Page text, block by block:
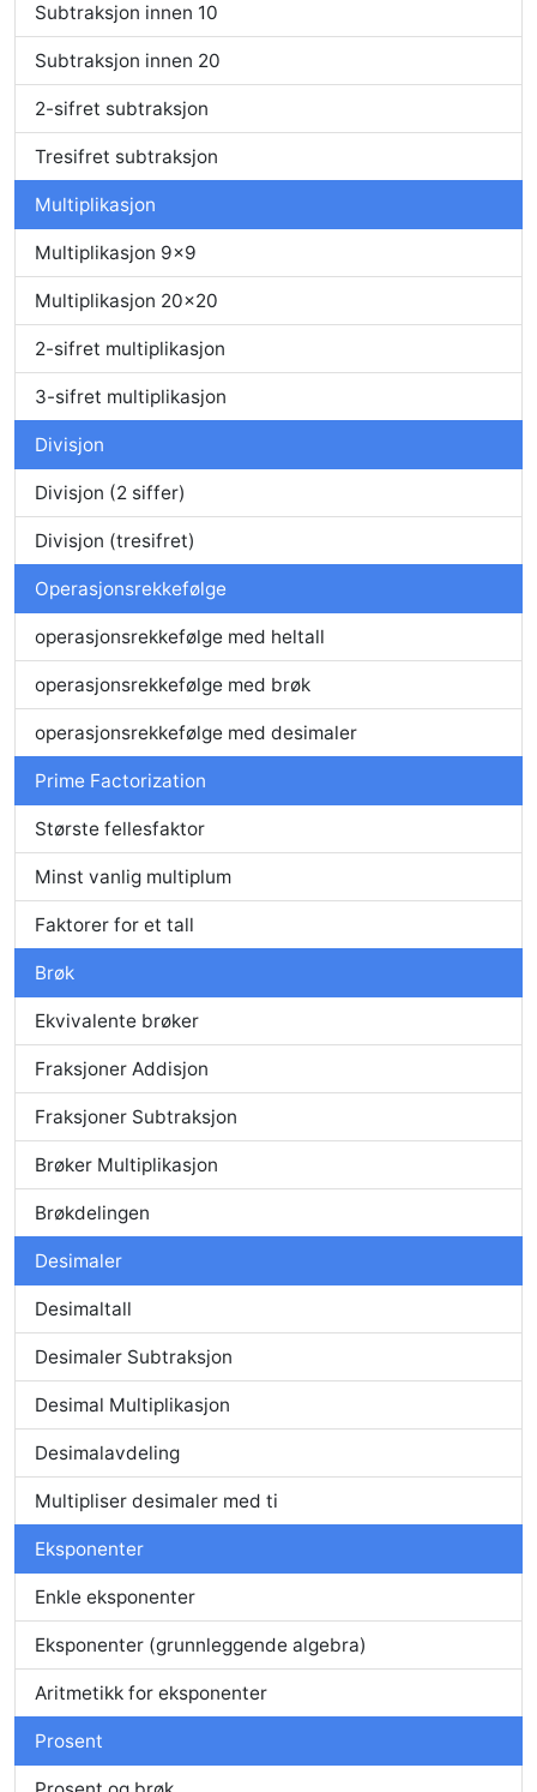
Subtraksjon innen 10
Subtraksjon innen 20
2-sifret subtraksjon
Tresifret subtraksjon
Multiplikasjon
Multiplikasjon 9x9
Multiplikasjon 20x20
2-sifret multiplikasjon
3-sifret multiplikasjon
Divisjon
Divisjon (2 siffer)
Divisjon (tresifret)
Operasjonsrekkefølge
operasjonsrekkefølge med heltall
operasjonsrekkefølge med brøk
operasjonsrekkefølge med desimaler
Prime Factorization
Største fellesfaktor
Minst vanlig multiplum
Faktorer for et tall
Brøk
Ekvivalente brøker
Fraksjoner Addisjon
Fraksjoner Subtraksjon
Brøker Multiplikasjon
Brøkdelingen
Desimaler
Desimaltall
Desimaler Subtraksjon
Desimal Multiplikasjon
Desimalavdeling
Multipliser desimaler med ti
Eksponenter
Enkle eksponenter
Eksponenter (grunnleggende algebra)
Aritmetikk for eksponenter
Prosent